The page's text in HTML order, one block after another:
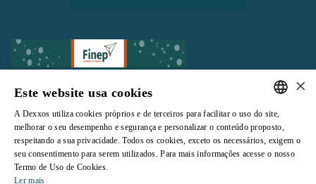
Todos os direitos reservados |Termos e Condições de Uso|Política de
Privacidade
PORTUGUESE
ENGLISH
×
Este website usa cookies
A Dexxos utiliza cookies próprios e de terceiros para facilitar o uso do site,
melhorar o seu desempenho e segurança e personalizar o conteúdo proposto,
respeitando a sua privacidade. Todos os cookies, exceto os necessários, exigem o
seu consentimento para serem utilizados. Para mais informações acesse o nosso
Termo de Uso de Cookies.
Ler mais